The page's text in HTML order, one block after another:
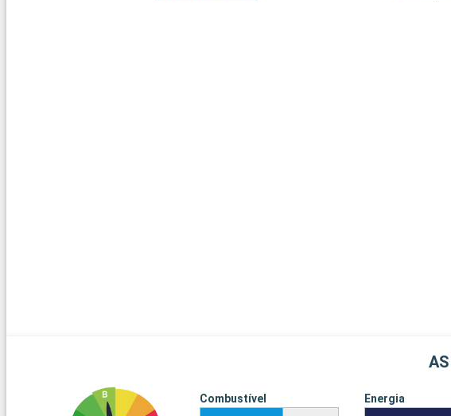
Combustível Energia